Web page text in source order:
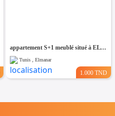
appartement S+1 meublé situé à EL Manar 1
Tunis , Elmanar
1.000 TND